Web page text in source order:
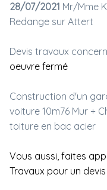
28/07/2021 Mr/Mme
Redange sur Attert
Devis travaux
oeuvre fermé
Construction d'un
voiture 10m76 Mur +
toiture en bac acier
Vous aussi, faites
Travaux pour un